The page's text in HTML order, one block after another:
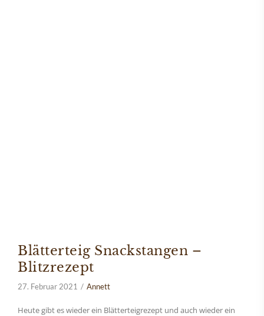
Blätterteig Snackstangen –
Blitzrezept
27. Februar 2021 Annett
Heute gibt es wieder ein Blätterteigrezept und auch wieder ein